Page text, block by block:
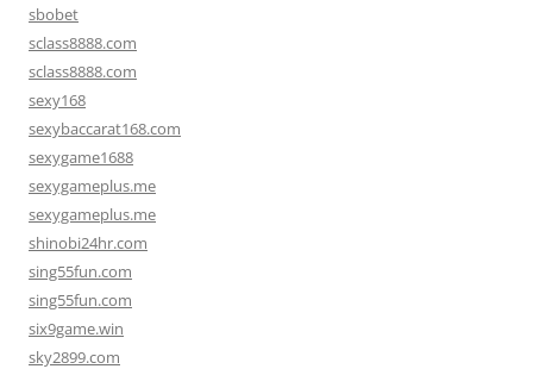
sbobet
sclass8888.com
sclass8888.com
sexy168
sexybaccarat168.com
sexygame1688
sexygameplus.me
sexygameplus.me
shinobi24hr.com
sing55fun.com
sing55fun.com
six9game.win
sky2899.com